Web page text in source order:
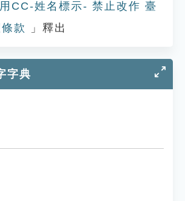
CC-姓名標示- 禁止改作 臺
款
」釋出
字典